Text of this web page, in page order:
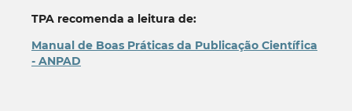
TPA recomenda a leitura de:
Manual de Boas Práticas da Publicação Científica
- ANPAD